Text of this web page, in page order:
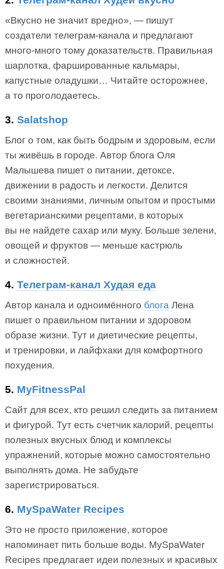
«Вкусно не значит вредно», — пишут
создатели телеграм-канала и предлагают
много-много тому доказательств. Правильная
шарлотка, фаршированные кальмары,
капустные оладушки… Читайте осторожнее,
а то проголодаетесь.
3. Salatshop
Блог о том, как быть бодрым и здоровым, если
ты живёшь в городе. Автор блога Оля
Малышева пишет о питании, детоксе,
движении в радость и легкости. Делится
своими знаниями, личным опытом и простыми
вегетарианскими рецептами, в которых
вы не найдете сахар или муку. Больше зелени,
овощей и фруктов — меньше кастрюль
и сложностей.
4. Телеграм-канал Худая еда
Автор канала и одноимённого блога Лена
пишет о правильном питании и здоровом
образе жизни. Тут и диетические рецепты,
и тренировки, и лайфхаки для комфортного
похудения.
5. MyFitnessPal
Сайт для всех, кто решил следить за питанием
и фигурой. Тут есть счетчик калорий, рецепты
полезных вкусных блюд и комплексы
упражнений, которые можно самостоятельно
выполнять дома. Не забудьте
зарегистрироваться.
6. MySpaWater Recipes
Это не просто приложение, которое
напоминает пить больше воды. MySpaWater
Recipes предлагает идеи полезных и красивых